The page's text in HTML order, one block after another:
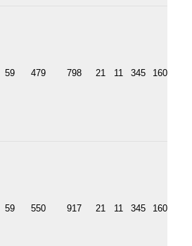
59 479 798 21 11 345 160
59 550 917 21 11 345 160